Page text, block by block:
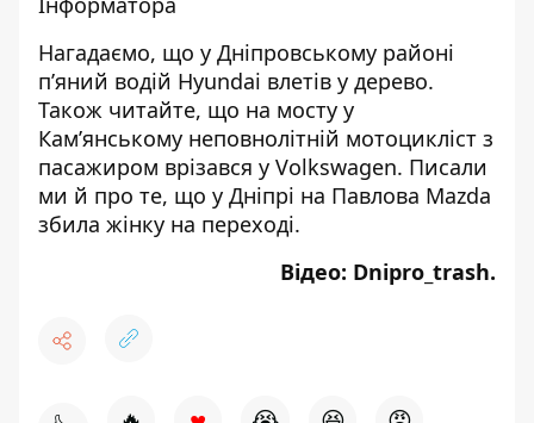
Нагадаємо, що у Дніпровському районі
п’яний водій Hyundai влетів у дерево.
Також читайте, що на мосту у
Кам’янському неповнолітній мотоцикліст з
пасажиром врізався у Volkswagen. Писали
ми й про те, що у Дніпрі на Павлова Mazda
збила жінку на переході.
Відео: Dniprо_trash.